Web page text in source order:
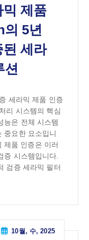
제품
의 5년
된 세라
션
세라믹 제품 인증
리 시스템의 핵심
능은 전체 시스템
중요한 요소입니
제품 인증은 이러
증 시스템입니다.
검증 세라믹 필터
10월, 수, 2025